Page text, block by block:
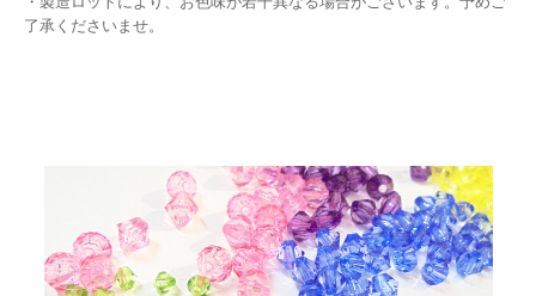
了承くださいませ。